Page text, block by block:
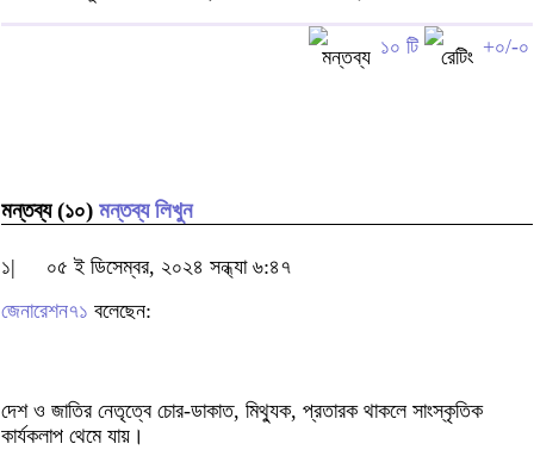
১০ টি +০/-০
মন্তব্য (১০) মন্তব্য লিখুন
১|
০৫ ই ডিসেম্বর, ২০২৪ সন্ধ্যা ৬:৪৭
জেনারেশন৭১ বলেছেন:
দেশ ও জাতির নেতৃত্বে চোর-ডাকাত, মিথ্যুক, প্রতারক থাকলে সাংস্কৃতিক
কার্যকলাপ থেমে যায়।